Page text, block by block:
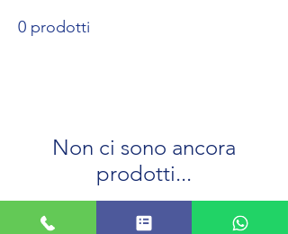
0 prodotti
Non ci sono ancora
prodotti...
Nel frattempo, puoi scegliere una